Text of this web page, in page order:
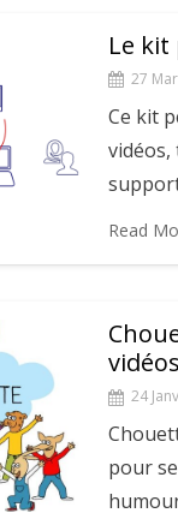
Le
27
Ce kit
Read
24
pour